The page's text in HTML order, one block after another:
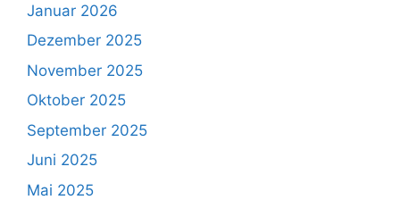
Januar 2026
Dezember 2025
November 2025
Oktober 2025
September 2025
Juni 2025
Mai 2025